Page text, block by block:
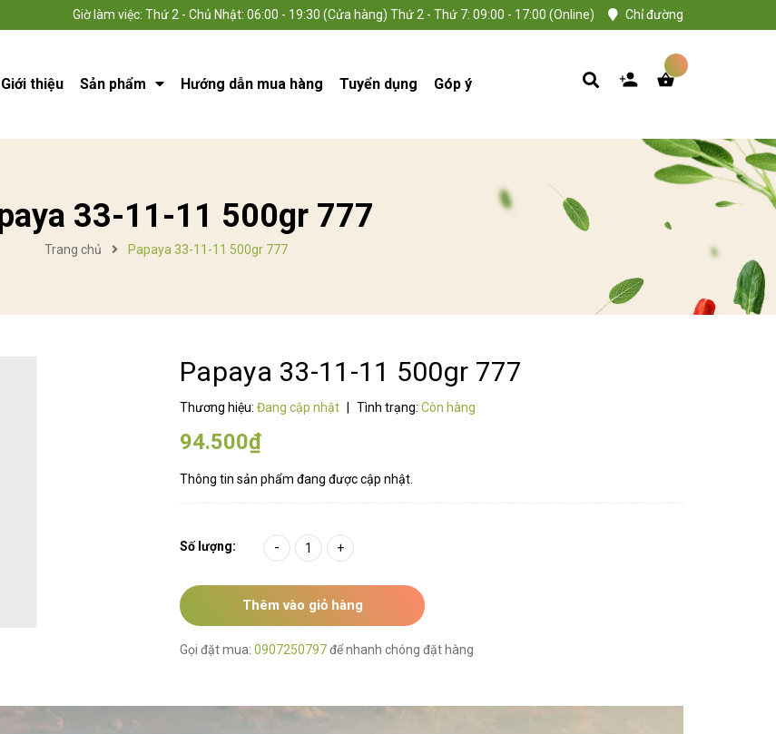
Giờ làm việc: Thứ 2 - Chủ Nhật: 06:00 - 19:30 (Cửa hàng) Thứ 2 - Thứ 7: 09:00 - 17:00 (Online) Chỉ đường
Giới thiệu Sản phẩm Hướng dẫn mua hàng Tuyển dụng Góp ý
33-11-11 500gr 777
Trang chủ Papaya 33-11-11 500gr 777
Papaya 33-11-11 500gr 777
Thương hiệu: Đang cập nhật Tình trạng: Còn hàng
94.500₫
Thông tin sản phẩm đang được cập nhật.
Số lượng: - +
Thêm vào giỏ hàng
Gọi đặt mua: 0907250797để nhanh chóng đặt hàng